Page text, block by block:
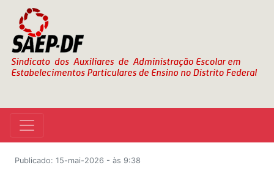
Publicado: 15-mai-2026 - às 9:38